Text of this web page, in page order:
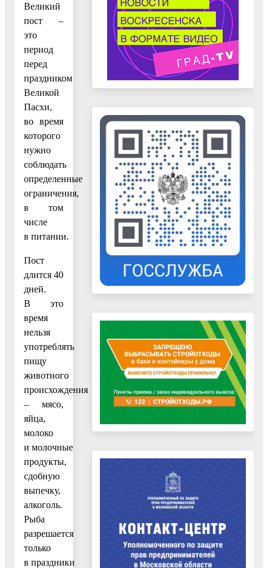
Великий
пост –
это
период
перед
праздником
Великой
Пасхи,
во время
которого
нужно
соблюдать
определенные
ограничения,
в том
числе
в питании.
Пост
длится 40
дней.
В это
время
нельзя
употреблять
пищу
животного
происхождения
– мясо,
яйца,
молоко
и молочные
продукты,
сдобную
выпечку,
алкоголь.
Рыба
разрешается
только
в праздники